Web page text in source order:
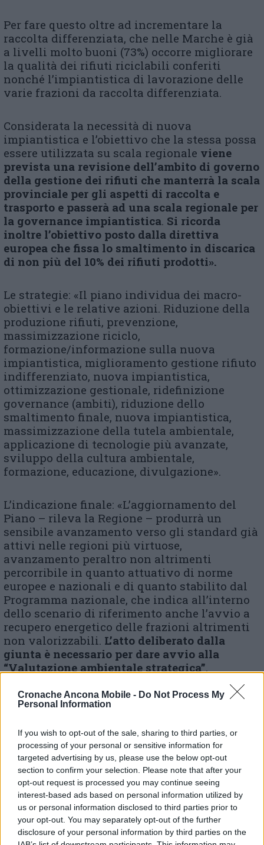
Cronache Ancona Mobile - Do Not Process My
Personal Information
If you wish to opt-out of the sale, sharing to third parties, or
processing of your personal or sensitive information for
targeted advertising by us, please use the below opt-out
section to confirm your selection. Please note that after your
opt-out request is processed you may continue seeing
interest-based ads based on personal information utilized by
us or personal information disclosed to third parties prior to
your opt-out. You may separately opt-out of the further
disclosure of your personal information by third parties on the
Per fare questo oltre ad incrementare la
raccolta differenziata, che nelle Marche è già
a livelli molto buoni (73%) occorre migliorare
la qualità dei rifiuti riciclabili conferiti
nonché l’impiantistica di lavorazione delle
varie frazioni da raccolta differenziata.
Considerata la necessità di nuova
impiantistica e l’obiettivo che la stessa possa
essere utilizzata su scala regionale viene
prevista una revisione dell’ambito di governo
della gestione dei rifiuti che manterrà la scala
provinciale per gli aspetti di raccolta e
trasporto e passerà ad una scala regionale per
la governance impiantistica. Si ricorda
inoltre l’obiettivo posto dalla direttiva
europea che fissa lo smaltimento in discarica
di non più del 10% dei rifiuti prodotti».
Le strategie: «Il piano individua dei macro-
obiettivi e le relative azioni. Riduzione della
produzione rifiuti, prevenzione,
massimizzazione riciclo,
formazione/informazione sulla nuova
impiantistica, miglioramento gestione rifiuto
indifferenziato, nuova impiantistica,
ottimizzazione gestionale, ridefinizione
governance (ambiti), riduzione dello
smaltimento finale, nuova impiantistica,
massimizzazione della tutela ambientale,
applicazione di tecnologie più avanzate,
sviluppo della cultura ambientale,
formazione, educazione, divulgazione».
L’indicazione finale: «L’aggiornamento del
Piano – rileva la Regione – produrrà un
sensibile avanzamento verso gli standard già
attivi nelle regioni più virtuose,
avanzamento peraltro non altrimenti
percorribile in quanto attuativo di norme
europee e nazionali e di quanto stabilito dal
Programma nazionale, che indica all’interno
dello scenario di riferimento anche l’avvio a
recupero energetico delle frazioni altrimenti
non valorizzabili. L’atto deliberato dalla
giunta è necessario per dare avvio alla
“Valutazione ambientale strategica”,
procedimento che prevede la pubblicazione
per 45 giorni perché chi ne ha interesse possa
proporre osservazioni e modifiche ai
approvazione del Piano dei Rifiuti sarà di
competenza del consiglio regionale. Si
procederà nel percorso di confronto già
ampiamente avuto in fase preliminare anche
nella fase di Valutazione Ambientale
Strategica per raggiungere i migliori risultati
possibili».